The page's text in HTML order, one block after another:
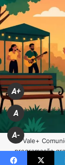
A+
A
A-
O Vale+
programação